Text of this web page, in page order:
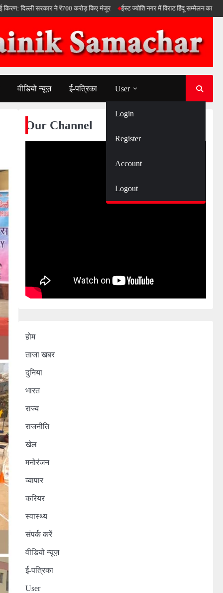
सरकार ने ₹700 करोड़ किए मंजूर ईस्ट ज्योति नगर में विराट हिंदू सम्मेलन का धूम धाम से
वीडियो न्यूज़ ई-पत्रिका User
Login
Register
Account
Logout
Our Channel
होम
ताजा खबर
दुनिया
भारत
राज्य
राजनीति
खेल
मनोरंजन
व्यापार
करियर
स्वास्थ्य
संपर्क करें
वीडियो न्यूज़
ई-पत्रिका
User